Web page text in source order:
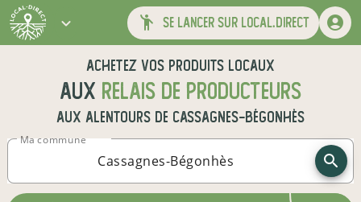
se lancer sur local.direct
Achetez vos produits locaux
aux relais de producteurs
aux alentours de Cassagnes-Bégonhès
Ma commune